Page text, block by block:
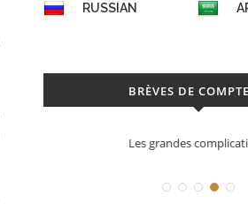
RUSSIAN
BRÈVES DE
Déconstruction